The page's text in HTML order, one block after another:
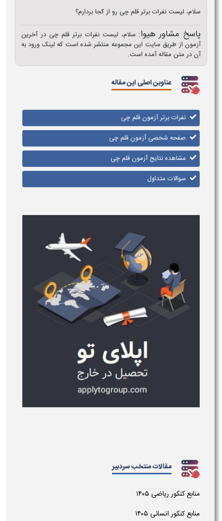
سلام، لیست نفرات برتر قلم چی رو از کجا بردارم؟
پاسخ مشاور هیوا: سلام، لیست نفرات برتر قلم چی در آخرین
آزمون از طریق سایت این مجموعه منتشر شده است که لینک ورود به
آن در متن مقاله آمده است.
عناوین اصلی این مقاله
نفرات برتر آزمون قلم چی
صفحه شخصی آزمون قلم چی
مشاهده نتایج آزمون قلم چی
سوالات متداول
مقالات منتخب سردبیر
منابع کنکور ریاضی ۱۴۰۵
منابع کنکور انسانی ۱۴۰۵